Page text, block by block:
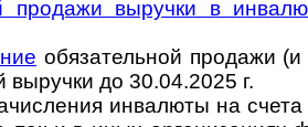
про­дажи выру­чки в
обязательной продажи
выручки до 30.04.2025 г.
инвалюты на